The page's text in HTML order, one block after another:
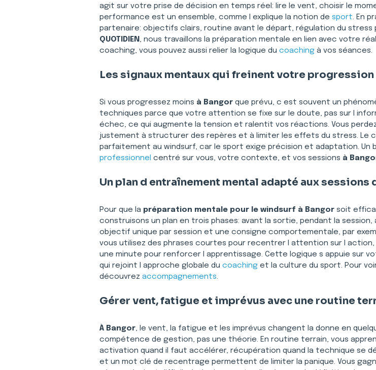
agit sur votre prise de décision en temps réel: lire le vent, choisir le
performance est un ensemble, comme l explique la notion de sport. En
partenaire: objectifs clairs, routine avant le départ, régulation du stress
QUOTIDIEN , nous travaillons la préparation mentale en lien avec votre
coaching, vous pouvez aussi relier la logique du coaching à vos séances.
Les signaux mentaux qui freinent votre
Si vous progressez moins à Bangor que prévu, c est souvent un
techniques parce que votre attention se fixe sur le doute, pas sur l
échec, ce qui augmente la tension et ralentit vos réactions. Vous
justement à structurer des repères et à limiter les effets du stress. Le
parfaitement au windsurf, car le sport exige précision et adaptation.
professionnel centré sur vous, votre contexte, et vos sessions à
Un plan d entraînement mental adapté aux sessions
Pour que la préparation mentale pour le windsurf à Bangor soit
construisons un plan en trois phases: avant la sortie, pendant la
objectif unique par session et une consigne comportementale, par
vous utilisez des phrases courtes pour recentrer l attention sur l action,
une minute pour renforcer l apprentissage. Cette logique s appuie sur
qui rejoint l approche globale du coaching et la culture du sport. Pour
découvrez accompagnements.
Gérer vent, fatigue et imprévus avec une routine
À Bangor, le vent, la fatigue et les imprévus changent la donne en
compétence de gestion, pas une théorie. En routine terrain, vous
activation quand il faut accélérer, récupération quand la technique se
et un mot clé de recentrage permettent de limiter la panique. Vous